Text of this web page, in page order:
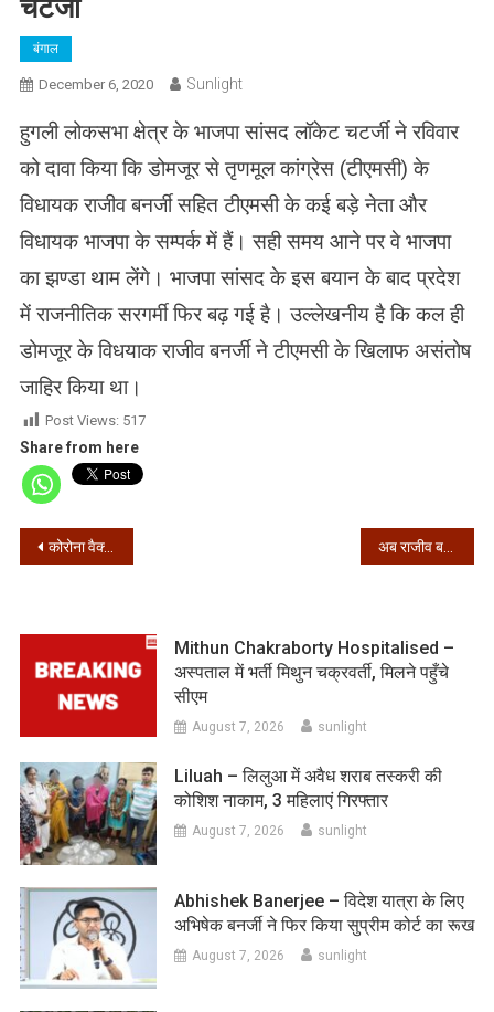
चटर्जी
बंगाल
December 6, 2020 Sunlight
हुगली लोकसभा क्षेत्र के भाजपा सांसद लॉकेट चटर्जी ने रविवार
को दावा किया कि डोमजूर से तृणमूल कांग्रेस (टीएमसी) के
विधायक राजीव बनर्जी सहित टीएमसी के कई बड़े नेता और
विधायक भाजपा के सम्पर्क में हैं। सही समय आने पर वे भाजपा
का झण्डा थाम लेंगे। भाजपा सांसद के इस बयान के बाद प्रदेश
में राजनीतिक सरगर्मी फिर बढ़ गई है।उल्लेखनीय है कि कल ही
डोमजूर के विधयाक राजीव बनर्जी ने टीएमसी के खिलाफ असंतोष
जाहिर किया था।
Post Views: 517
Share from here
Post
कोरोना वैक्सीन पर बड़ी खुशखबरी, फाइजर ने मांगी टीके के आपात इस्तेमाल की मंजूरी
Mithun Chakraborty Hospitalised –
अस्पताल में भर्ती मिथुन चक्रवर्ती, मिलने पहुँचे
सीएम
August 7, 2026 sunlight
Liluah – लिलुआ में अवैध शराब तस्करी की
कोशिश नाकाम, 3 महिलाएं गिरफ्तार
August 7, 2026 sunlight
Abhishek Banerjee – विदेश यात्रा के लिए
अभिषेक बनर्जी ने फिर किया सुप्रीम कोर्ट का रूख
August 7, 2026 sunlight